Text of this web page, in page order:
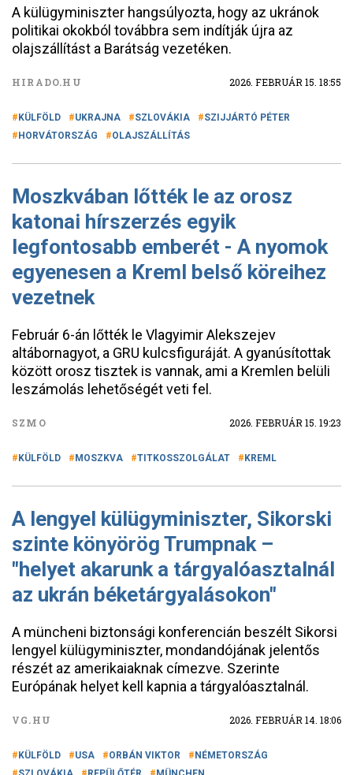
A külügyminiszter hangsúlyozta, hogy az ukránok
politikai okokból továbbra sem indítják újra az
olajszállítást a Barátság vezetéken.
HIRADO.HU 2026. FEBRUÁR 15. 18:55
KÜLFÖLD UKRAJNA SZLOVÁKIA
SZIJJÁRTÓ PÉTER
HORVÁTORSZÁG
OLAJSZÁLLÍTÁS
Moszkvában lőtték le az orosz
katonai hírszerzés egyik
legfontosabb emberét - A nyomok
egyenesen a Kreml belső köreihez
vezetnek
Február 6-án lőtték le Vlagyimir Alekszejev
altábornagyot, a GRU kulcsfiguráját. A gyanúsítottak
között orosz tisztek is vannak, ami a Kremlen belüli
leszámolás lehetőségét veti fel.
SZMO 2026. FEBRUÁR 15. 19:23
KÜLFÖLD MOSZKVA TITKOSSZOLGÁLAT KREML
A lengyel külügyminiszter, Sikorski
szinte könyörög Trumpnak –
"helyet akarunk a tárgyalóasztalnál
az ukrán béketárgyalásokon"
A müncheni biztonsági konferencián beszélt Sikorsi
lengyel külügyminiszter, mondandójának jelentős
részét az amerikaiaknak címezve. Szerinte
Európának helyet kell kapnia a tárgyalóasztalnál.
VG.HU 2026. FEBRUÁR 14. 18:06
KÜLFÖLD USA ORBÁN VIKTOR
NÉMETORSZÁG